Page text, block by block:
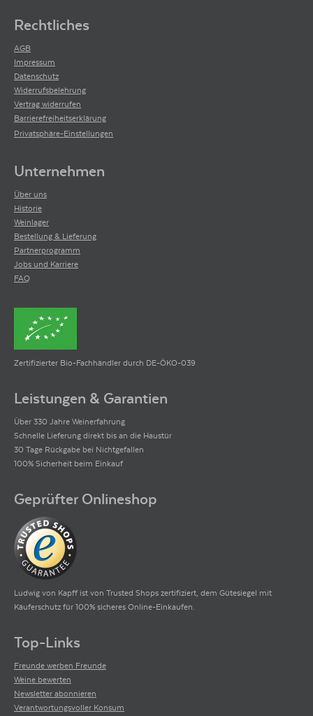
Rechtliches
AGB
Impressum
Datenschutz
Widerrufsbelehrung
Vertrag widerrufen
Barrierefreiheitserklärung
Privatsphäre-Einstellungen
Unternehmen
Über uns
Historie
Weinlager
Bestellung & Lieferung
Partnerprogramm
Jobs und Karriere
FAQ
Zertifizierter Bio-Fachhändler durch DE-ÖKO-039
Leistungen & Garantien
Über 330 Jahre Weinerfahrung
Schnelle Lieferung direkt bis an die Haustür
30 Tage Rückgabe bei Nichtgefallen
100% Sicherheit beim Einkauf
Geprüfter Onlineshop
Ludwig von Kapff ist von Trusted Shops zertifiziert, dem Gütesiegel mit
Käuferschutz für 100% sicheres Online-Einkaufen.
Top-Links
Freunde werben Freunde
Weine bewerten
Newsletter abonnieren
Verantwortungsvoller Konsum